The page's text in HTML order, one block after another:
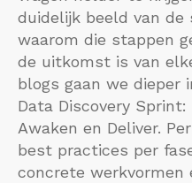
duidelijk beeld van de
waarom die stappen
de uitkomst is van
blogs gaan we dieper
Data Discovery
Awaken en Deliver.
best practices per
concrete werkvormen